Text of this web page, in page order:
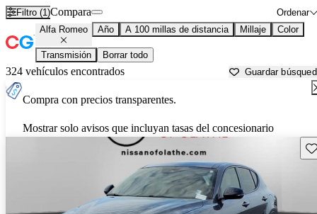
Filtro (1) Ordenar
Compara
Alfa Romeo Año A 100 millas de distancia Millaje Color
Transmisión Borrar todo
324 vehículos encontrados Guardar
Compra con precios transparentes.
Mostrar solo avisos que incluyan tasas del concesionario